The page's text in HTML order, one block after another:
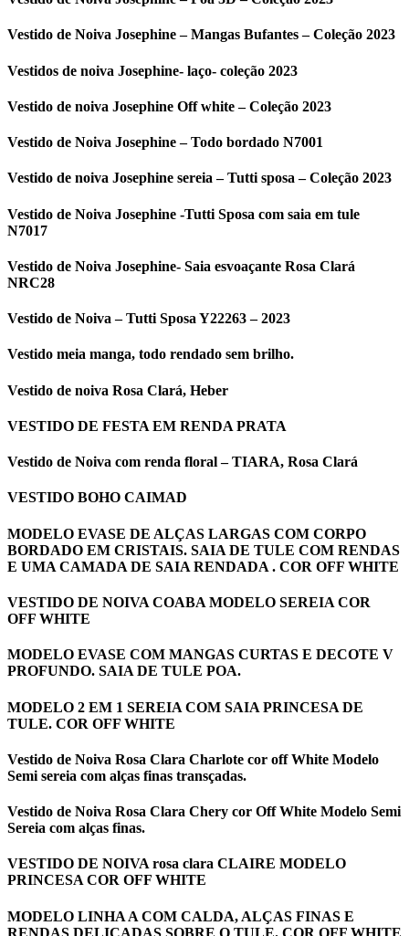
Vestido de Noiva Josephine – Mangas Bufantes – Coleção 2023
Vestidos de noiva Josephine- laço- coleção 2023
Vestido de noiva Josephine Off white – Coleção 2023
Vestido de Noiva Josephine – Todo bordado N7001
Vestido de noiva Josephine sereia – Tutti sposa – Coleção 2023
Vestido de Noiva Josephine -Tutti Sposa com saia em tule
N7017
Vestido de Noiva Josephine- Saia esvoaçante Rosa Clará
NRC28
Vestido de Noiva – Tutti Sposa Y22263 – 2023
Vestido meia manga, todo rendado sem brilho.
Vestido de noiva Rosa Clará, Heber
VESTIDO DE FESTA EM RENDA PRATA
Vestido de Noiva com renda floral – TIARA, Rosa Clará
VESTIDO BOHO CAIMAD
MODELO EVASE DE ALÇAS LARGAS COM CORPO
BORDADO EM CRISTAIS. SAIA DE TULE COM RENDAS
E UMA CAMADA DE SAIA RENDADA . COR OFF WHITE
VESTIDO DE NOIVA COABA MODELO SEREIA COR
OFF WHITE
MODELO EVASE COM MANGAS CURTAS E DECOTE V
PROFUNDO. SAIA DE TULE POA.
MODELO 2 EM 1 SEREIA COM SAIA PRINCESA DE
TULE. COR OFF WHITE
Vestido de Noiva Rosa Clara Charlote cor off White Modelo
Semi sereia com alças finas transçadas.
Vestido de Noiva Rosa Clara Chery cor Off White Modelo Semi
Sereia com alças finas.
VESTIDO DE NOIVA rosa clara CLAIRE MODELO
PRINCESA COR OFF WHITE
MODELO LINHA A COM CALDA, ALÇAS FINAS E
RENDAS DELICADAS SOBRE O TULE. COR OFF WHITE